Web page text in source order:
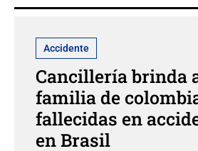
Accidente
Cancillería brinda
familia de
fallecidas en
en Brasil